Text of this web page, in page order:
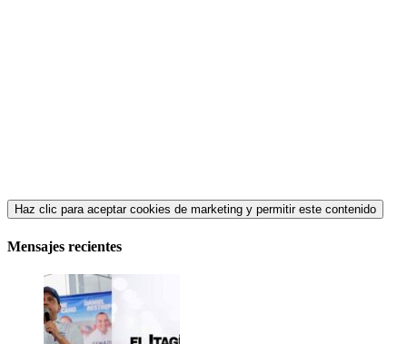
Haz clic para aceptar cookies de marketing y permitir este contenido
Mensajes recientes